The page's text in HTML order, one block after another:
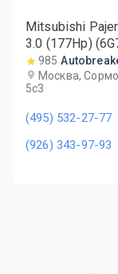
Mitsubishi
3.0 (177Hp)
985
Москва,
5с3
(495) 532-27-77
(926) 343-97-93